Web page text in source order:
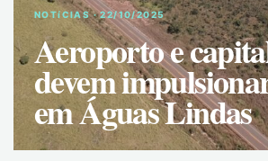
NOTíCIAS · 22/10/2025
Aeroporto e
devem
em Águas Lindas